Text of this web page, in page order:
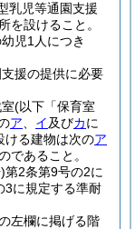
乳児等通園支援
を設けること。
児1人につき
援の提供に必要
(以下「保育室
ア イ及びカに
ける建物は次のア
であること。
第2条第9号の2に
3に規定する準耐
左欄に掲げる階